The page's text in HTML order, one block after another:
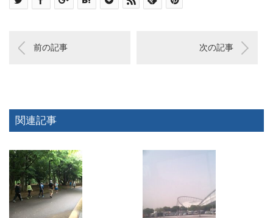
前の記事 次の記事
関連記事